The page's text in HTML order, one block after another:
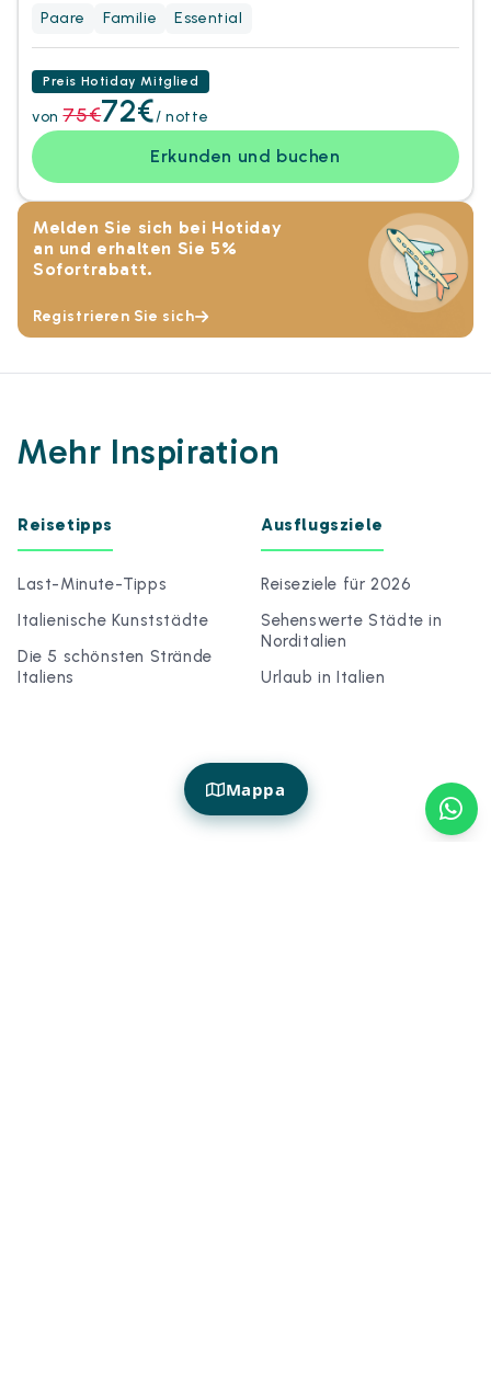
Paare Familie Essential
Preis Hotiday Mitglied
von 75€72€/ notte
Erkunden und buchen
Melden Sie sich bei Hotiday
an und erhalten Sie 5%
Sofortrabatt.
Registrieren Sie sich
Mappa
Mehr Inspiration
Reisetipps
Last-Minute-Tipps
Italienische Kunststädte
Die 5 schönsten Strände
Italiens
Ausflugsziele
Reiseziele für 2026
Sehenswerte Städte in
Norditalien
Urlaub in Italien